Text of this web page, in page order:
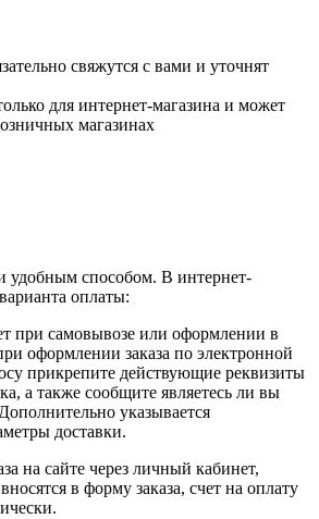
свяжутся с вами и уточнят
для интернет-магазина и может
магазинах
удобным способом. В интернет-
оплаты:
при самовывозе или оформлении в
оформлении заказа по электронной
прикрепите действующие реквизиты
а также сообщите являетесь ли вы
указывается
доставки.
на сайте через личный кабинет,
в форму заказа, счет на оплату